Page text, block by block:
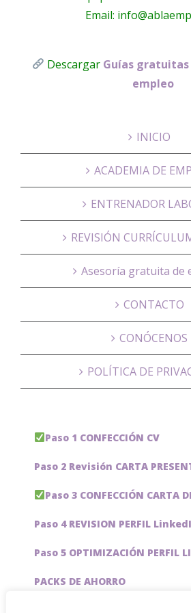
Email:
Descargar Guías
empleo
INICIO
ACADEMIA DE
ENTRENADOR
REVISIÓN
Asesoría gratuita de
CONTACTO
CONÓCENOS
POLÍTICA DE
Paso 1 CONFECCIÓN CV
Paso 2 Revisión CARTA
Paso 3 CONFECCIÓN CARTA
Paso 4 REVISION PERFIL
Paso 5 OPTIMIZACIÓN PERFIL
PACKS DE AHORRO